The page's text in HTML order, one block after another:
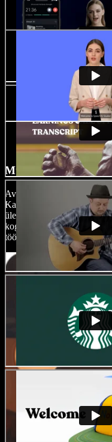
Esitluse
AI esitluse
Muuda esitluse
Avasta loomingulised
Kasuta malle, kleebiseid,
üleminekuid, GIF-e ja
kogenud sisuloojatele –
tööriistad silmapaistvate